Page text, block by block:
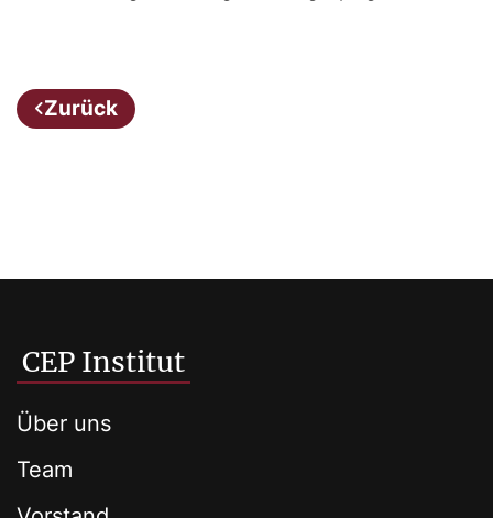
Zurück
CEP Institut
Über uns
Team